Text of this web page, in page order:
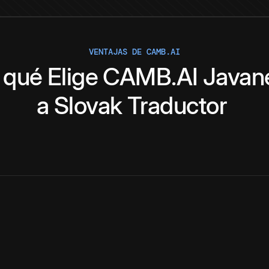
VENTAJAS DE CAMB.AI
EligeCAMB.AI
a SlovakTraductor